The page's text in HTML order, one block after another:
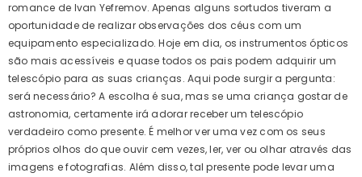
romance de Ivan Yefremov. Apenas alguns sortudos tiveram a
oportunidade de realizar observações dos céus com um
equipamento especializado. Hoje em dia, os instrumentos ópticos
são mais acessíveis e quase todos os pais podem adquirir um
telescópio para as suas crianças. Aqui pode surgir a pergunta:
será necessário? A escolha é sua, mas se uma criança gostar de
astronomia, certamente irá adorar receber um telescópio
verdadeiro como presente. É melhor ver uma vez com os seus
próprios olhos do que ouvir cem vezes, ler, ver ou olhar através das
imagens e fotografias. Além disso, tal presente pode levar uma